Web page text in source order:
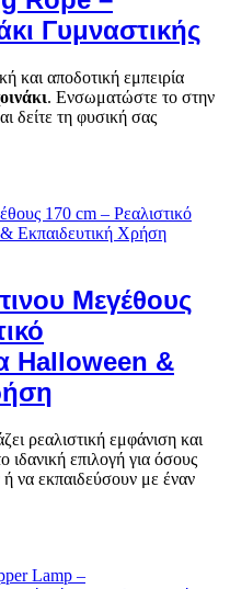
Γυμναστικής
και αποδοτική εμπειρία
. Ενσωματώστε το στην
δείτε τη φυσική σας
Μεγέθους
Halloween &
ρεαλιστική εμφάνιση και
ιδανική επιλογή για όσους
να εκπαιδεύσουν με έναν